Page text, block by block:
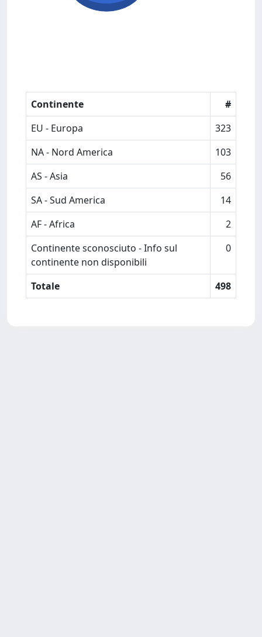
Continente
#
EU - Europa
323
NA - Nord America
103
AS - Asia
56
SA - Sud America
14
AF - Africa
2
Continente sconosciuto - Info sul
continente non disponibili
0
Totale 498